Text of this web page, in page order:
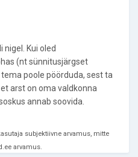
Kui oled
(nt sünnitusjärgset
poole pöörduda, sest ta
arst on oma valdkonna
annab soovida.
subjektiivne arvamus, mitte
arvamus.